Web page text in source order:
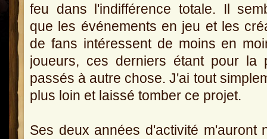
feu dans l'indifférence totale. Il
que les événements en jeu et les
de fans intéressent de moins en
joueurs, ces derniers étant pour la
passés à autre chose. J'ai tout
plus loin et laissé tomber ce projet.
Ses deux années d'activité m'auront